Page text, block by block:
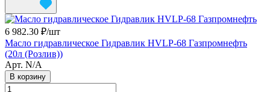
6 982.30 ₽/шт
Масло гидравлическое Гидравлик HVLP-68 Газпромнефть
(20л (Розлив))
Арт. N/A
В корзину